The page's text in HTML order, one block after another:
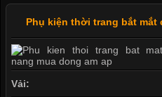
Phụ kiện thời trang bắt mắt
Vải: